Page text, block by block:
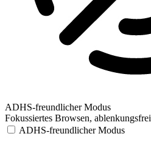
ADHS-freundlicher Modus
Fokussiertes Browsen, ablenkungsfrei
ADHS-freundlicher Modus